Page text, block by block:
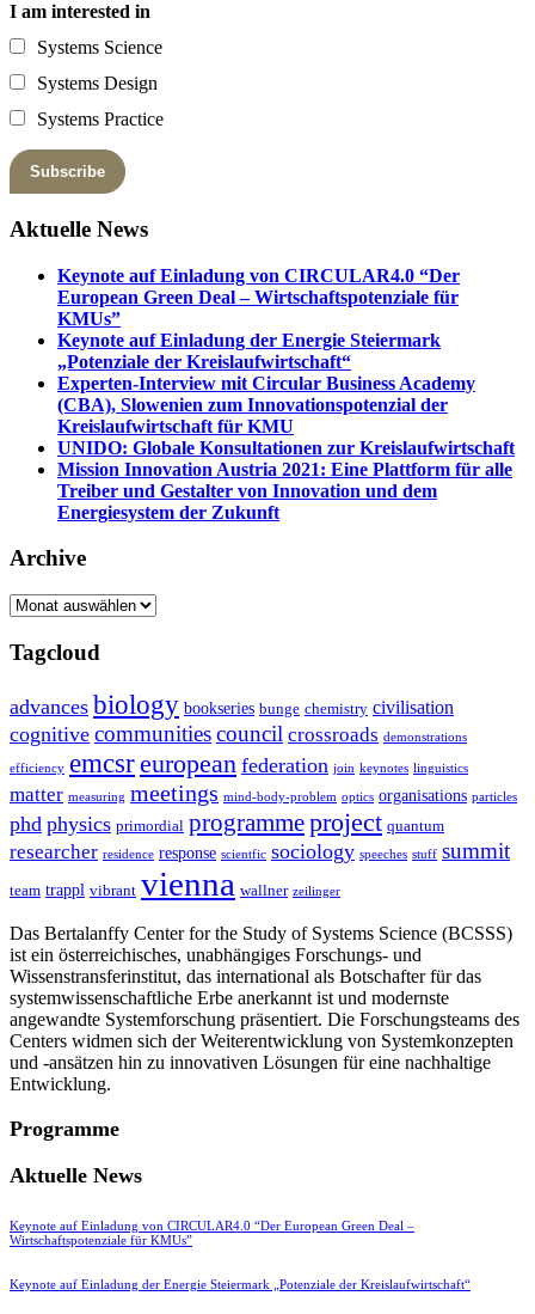
I am interested in
Systems Science
Systems Design
Systems Practice
Aktuelle News
Keynote auf Einladung von CIRCULAR4.0 “Der
European Green Deal – Wirtschaftspotenziale für
KMUs”
Keynote auf Einladung der Energie Steiermark
„Potenziale der Kreislaufwirtschaft“
Experten-Interview mit Circular Business Academy
(CBA), Slowenien zum Innovationspotenzial der
Kreislaufwirtschaft für KMU
UNIDO: Globale Konsultationen zur Kreislaufwirtschaft
Mission Innovation Austria 2021: Eine Plattform für alle
Treiber und Gestalter von Innovation und dem
Energiesystem der Zukunft
Archive
Archive
Tagcloud
advances biology bookseries bunge chemistry civilisation
cognitive communitiescouncil crossroads demonstrations
efficiency emcsreuropean federation join keynotes linguistics
matter measuring meetings mind-body-problem optics organisations particles
phd physics primordial programmeproject quantum
researcher residence response scientfic sociology speeches stuff summit
team trappl vibrant vienna wallner zeilinger
Das Bertalanffy Center for the Study of Systems Science (BCSSS)
ist ein österreichisches, unabhängiges Forschungs- und
Wissenstransferinstitut, das international als Botschafter für das
systemwissenschaftliche Erbe anerkannt ist und modernste
angewandte Systemforschung präsentiert. Die Forschungsteams des
Centers widmen sich der Weiterentwicklung von Systemkonzepten
und -ansätzen hin zu innovativen Lösungen für eine nachhaltige
Entwicklung.
Programme
Aktuelle News
Keynote auf Einladung von CIRCULAR4.0 “Der European Green Deal –
Wirtschaftspotenziale für KMUs”
Keynote auf Einladung der Energie Steiermark „Potenziale der Kreislaufwirtschaft“